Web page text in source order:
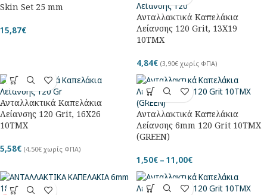
Skin Set 25 mm
15,87€
Ανταλλακτικά Καπελάκια
Λείανσης 120 Grit, 13Χ19
10ΤΜΧ
4,84€ (3,90€ χωρίς ΦΠΑ)
Ανταλλακτικά Καπελάκια
Λείανσης 120 Grit, 16Χ26
10ΤΜΧ
5,58€ (4,50€ χωρίς ΦΠΑ)
Ανταλλακτικά Καπελάκια
Λείανσης 6mm 120 Grit 10ΤΜΧ
(GREEN)
1,50€ – 11,00€